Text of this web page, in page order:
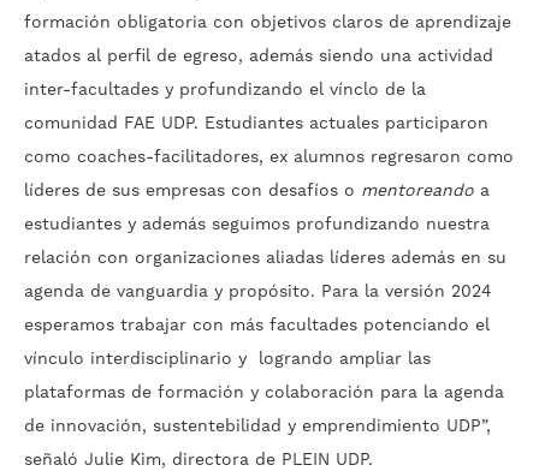
formación obligatoria con objetivos claros de aprendizaje
atados al perfil de egreso, además siendo una actividad
inter-facultades y profundizando el vínclo de la
comunidad FAE UDP. Estudiantes actuales participaron
como coaches-facilitadores, ex alumnos regresaron como
líderes de sus empresas con desafíos o mentoreando a
estudiantes y además seguimos profundizando nuestra
relación con organizaciones aliadas líderes además en su
agenda de vanguardia y propósito. Para la versión 2024
esperamos trabajar con más facultades potenciando el
vínculo interdisciplinario y logrando ampliar las
plataformas de formación y colaboración para la agenda
de innovación, sustentebilidad y emprendimiento UDP”,
señaló Julie Kim, directora de PLEIN UDP.